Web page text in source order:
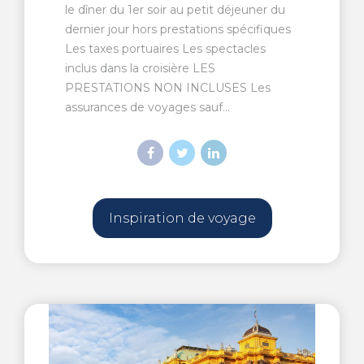
le dîner du 1er soir au petit déjeuner du
dernier jour hors prestations spécifiques
Les taxes portuaires Les spectacles
inclus dans la croisière LES
PRESTATIONS NON INCLUSES Les
assurances de voyages sauf...
Inspiration de voyage